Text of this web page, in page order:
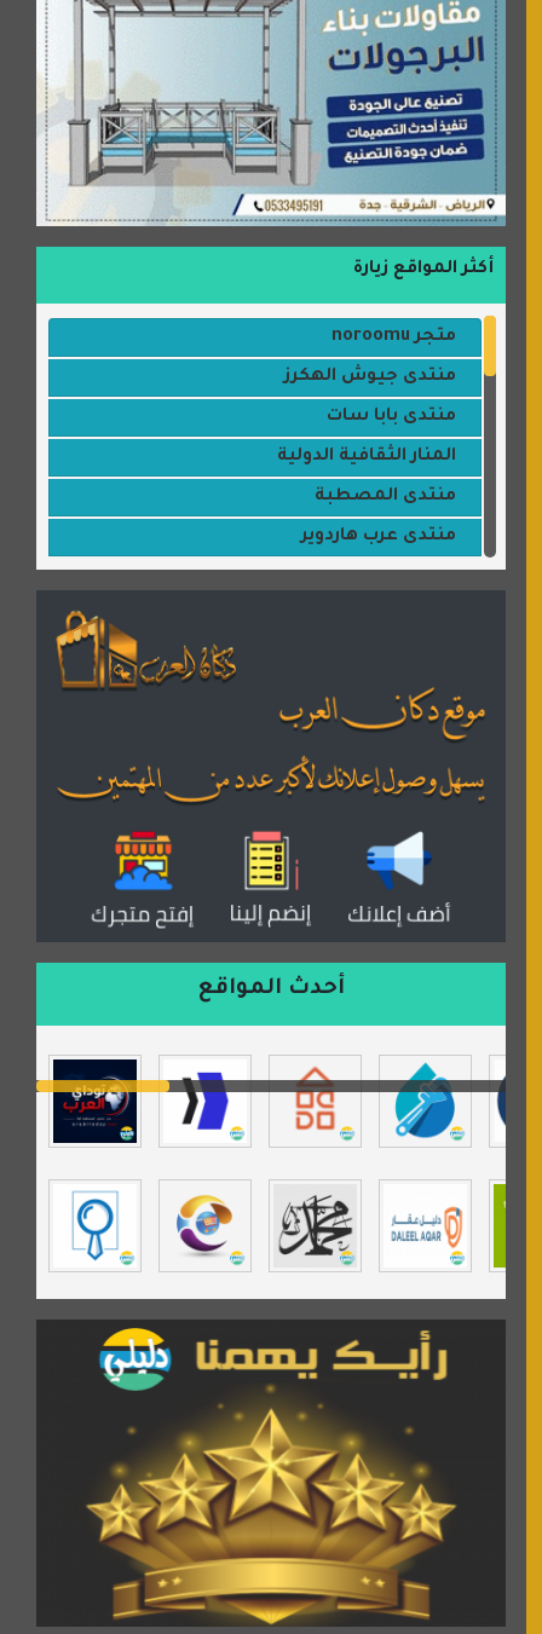
أكثر المواقع زيارة
متجر noroomu
منتدى جيوش الهكرز
منتدى بابا سات
المنار الثقافية الدولية
منتدى المصطبة
منتدى عرب هاردوير
القران للجميع
منتدى همسات روائية
المكتبة الصوتية للقران الكريم
منتدى عدلات
موقع مداد الإسلامي
ورشة زهرة لورا للحدادة
موقع حراج خدمة
تي في قران
موسوعة نور الرحمن
مندى غرام
مردة سوفت
السبيل
أحدث المواقع